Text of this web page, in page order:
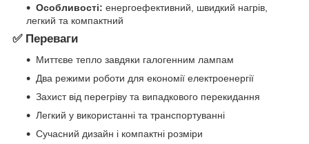
Особливості: енергоефективний, швидкий нагрів,
легкий та компактний
✅ Переваги
Миттєве тепло завдяки галогенним лампам
Два режими роботи для економії електроенергії
Захист від перегріву та випадкового перекидання
Легкий у використанні та транспортуванні
Сучасний дизайн і компактні розміри